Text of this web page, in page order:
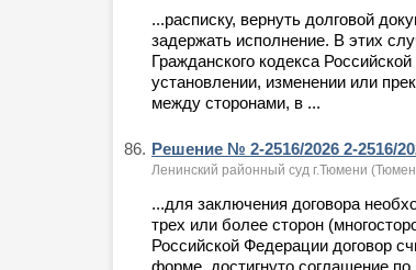
...расписку, вернуть долговой
задержать исполнение. В этих
Гражданского кодекса
установлении, изменении или
между сторонами, в ...
86. Решение № 2-2516/2026 2-2516/
Ленинский районный суд г.Тюмени
...для заключения договора
трех или более сторон
Российской Федерации договор
форме, достигнуто соглашение